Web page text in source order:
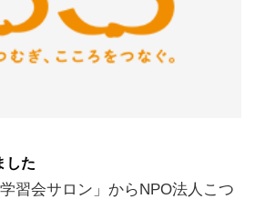
した
習会サロン」からNPO法人こつ